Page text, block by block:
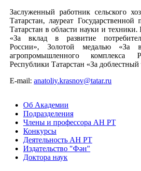
Заслуженный работник сельского
Татарстан, лауреат
Татарстан в области науки и
«За вклад в развитие
России», Золотой медалью «За
агропромышленного комплекса
Республики Татарстан «За доблестный
E-mail: anatoliy.krasnov@tatar.ru
Об Академии
Подразделения
Члены и профессора АН РТ
Конкурсы
Деятельность АН РТ
Издательство "Фән"
Доктора наук